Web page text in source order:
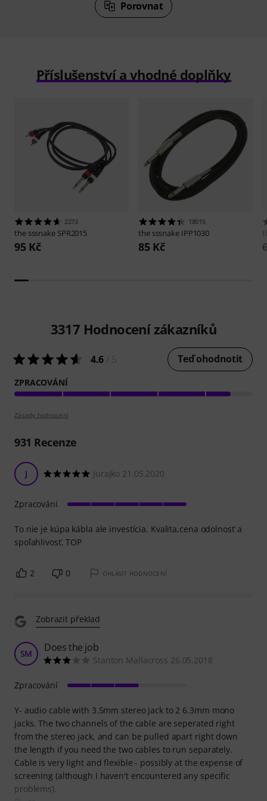
Porovnat
Příslušenství a vhodné doplňky
2273
the sssnake SPR2015
95 Kč
18015
the sssnake IPP1030
85 Kč
3317 Hodnocení zákazníků
4.6 Teď ohodnotit
ZPRACOVÁNÍ
Zásady hodnocení
931 Recenze
J Jurajko 21.05.2020
To nie je kúpa kábla ale investícia. Kvalita,cena odolnosť a
spoľahlivosť. TOP
Zpracování
2 0 OHLÁSIT HODNOCENÍ
Zobrazit překlad
SM Does the job
Stanton Mallacross 26.05.2018
Y- audio cable with 3.5mm stereo jack to 2 6.3mm mono
jacks. The two channels of the cable are seperated right
from the stereo jack, and can be pulled apart right down
the length if you need the two cables to run separately.
Cable is very light and flexible - possibly at the expense of
screening (although I haven't encountered any specific
problems).
Zpracování